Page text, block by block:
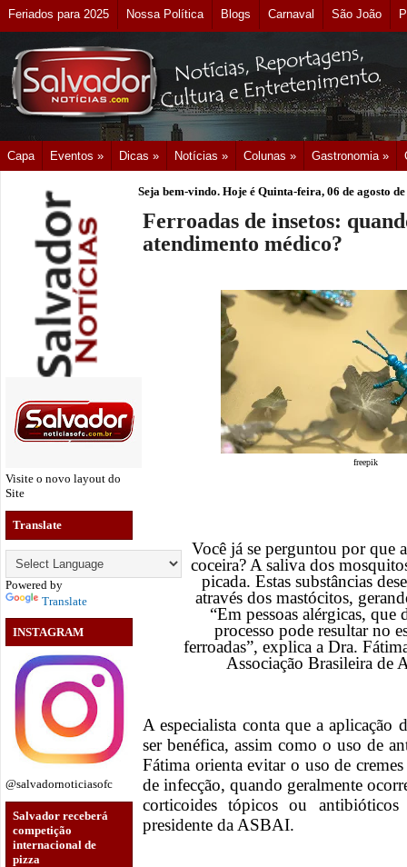
Feriados para 2025 Nossa Política Blogs Carnaval São João
Capa Eventos » Dicas » Notícias » Colunas » Gastronomia »
Visite o novo layout do
Site
Translate
Powered by
Translate
INSTAGRAM
@salvadornoticiasofc
Salvador receberá
competição
internacional de
pizza
Seja bem-vindo. Hoje é Quinta-feira, 06 de agosto
Ferroadas de insetos:
atendimento médico?
freepik
Você já se perguntou por que
coceira? A saliva dos
picada. Estas substâncias
através dos mastócitos,
“Em pessoas alérgicas,
processo pode resultar no
ferroadas”, explica a Dra.
Associação Brasileira
A especialista conta que a aplicação
ser benéfica, assim como o uso de
Fátima orienta evitar o uso de
de infecção, quando geralmente
corticoides tópicos ou
presidente da ASBAI.